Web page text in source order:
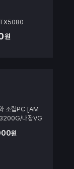
원
조립PC [AM
내장VG
원